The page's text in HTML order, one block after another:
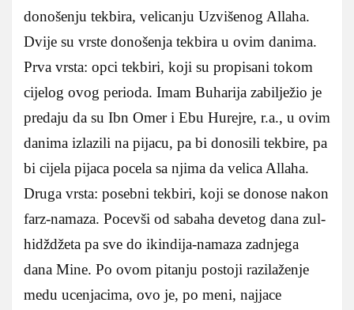
donošenju tekbira, velicanju Uzvišenog Allaha.
Dvije su vrste donošenja tekbira u ovim danima.
Prva vrsta: opci tekbiri, koji su propisani tokom
cijelog ovog perioda. Imam Buharija zabilježio je
predaju da su Ibn Omer i Ebu Hurejre, r.a., u ovim
danima izlazili na pijacu, pa bi donosili tekbire, pa
bi cijela pijaca pocela sa njima da velica Allaha.
Druga vrsta: posebni tekbiri, koji se donose nakon
farz-namaza. Pocevši od sabaha devetog dana zul-
hidždžeta pa sve do ikindija-namaza zadnjega
dana Mine. Po ovom pitanju postoji razilaženje
medu ucenjacima, ovo je, po meni, najjace